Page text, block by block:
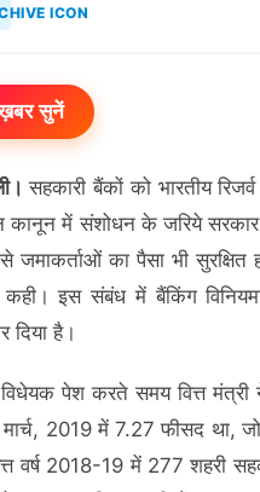
सुनें
सहकारी बैंकों को भारतीय
कानून में संशोधन के जरिये
जमाकर्ताओं का पैसा भी सुरक्षित
कही। इस संबंध में बैंकिंग
दिया है।
पेश करते समय वित्त
मार्च, 2019 में 7.27 फीसद था,
वर्ष 2018-19 में 277 शहरी